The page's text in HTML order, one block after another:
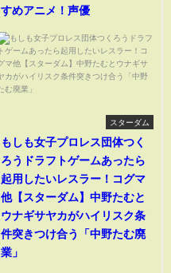
すめアニメ！声優
スターダム
もしも女子プロレス団体つく
ろうドラフトゲームあったら
起用したいレスラー！コグマ
他【スターダム】中野たむと
ウナギサヤカがハイリスク条
件突きつけ合う「中野たむ廃
業」